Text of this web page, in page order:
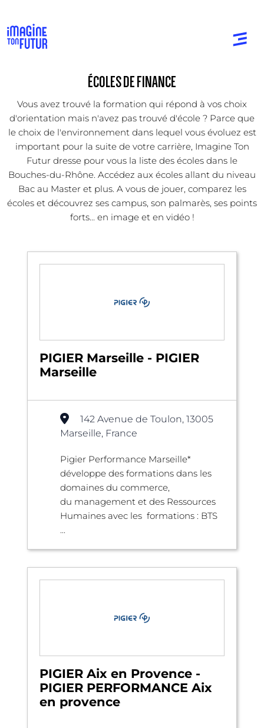
ÉCOLES DE FINANCE
Vous avez trouvé la formation qui répond à vos choix
d'orientation mais n'avez pas trouvé d'école ? Parce que
le choix de l'environnement dans lequel vous évoluez est
important pour la suite de votre carrière, Imagine Ton
Futur dresse pour vous la liste des écoles dans le
Bouches-du-Rhône. Accédez aux écoles allant du niveau
Bac au Master et plus. A vous de jouer, comparez les
écoles et découvrez ses campus, son palmarès, ses points
forts... en image et en vidéo !
PIGIER Marseille - PIGIER
Marseille
142 Avenue de Toulon, 13005
Marseille, France
Pigier Performance Marseille*
développe des formations dans les
domaines du commerce,
du management et des Ressources
Humaines avec les formations : BTS
...
PIGIER Aix en Provence -
PIGIER PERFORMANCE Aix
en provence